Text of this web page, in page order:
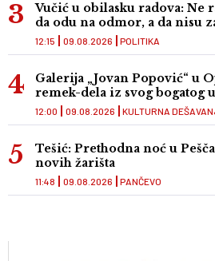
Vučić u obilasku radova: Ne
da odu na odmor, a da nisu
POLITIKA
12:15 09.08.2026
Galerija „Jovan Popović“ u
remek-dela iz svog bogatog
KULTURNA
12:00 09.08.2026
Tešić: Prethodna noć u
novih žarišta
PANČEVO
11:48 09.08.2026